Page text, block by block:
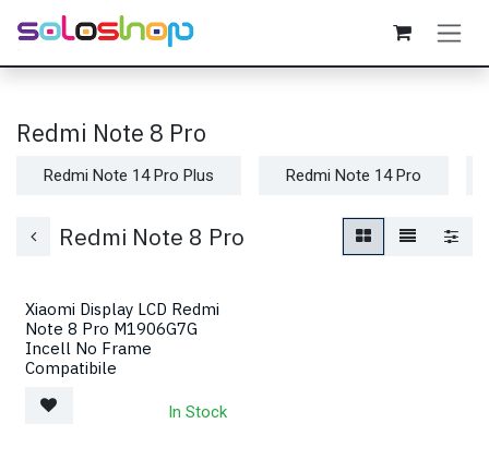
Passa al contenuto
Redmi Note 8 Pro
Redmi Note 14 Pro Plus Redmi Note 14 Pro
Redmi Note 8 Pro
Xiaomi Display LCD Redmi
Note 8 Pro M1906G7G
Incell No Frame
Compatibile
In Stock